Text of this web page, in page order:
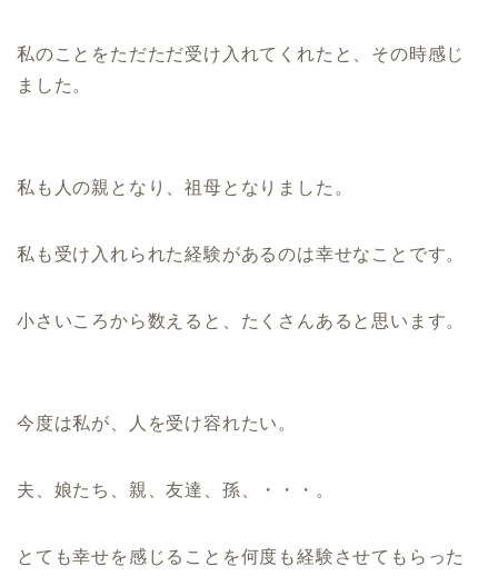
私のことをただただ受け入れてくれたと、その時感じ
ました。
私も人の親となり、祖母となりました。
私も受け入れられた経験があるのは幸せなことです。
小さいころから数えると、たくさんあると思います。
今度は私が、人を受け容れたい。
夫、娘たち、親、友達、孫、・・・。
とても幸せを感じることを何度も経験させてもらった